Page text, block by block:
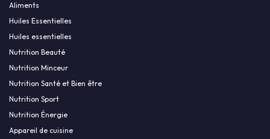
Aliments
Huiles Essentielles
Huiles essentielles
Nutrition Beauté
Nutrition Minceur
Nutrition Santé et Bien être
Nutrition Sport
Nutrition Énergie
Appareil de cuisine